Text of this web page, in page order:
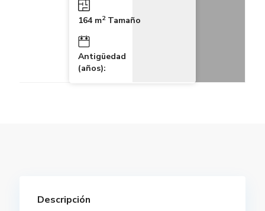
164 m2Tamaño
Antigüedad
(años):
Descripción